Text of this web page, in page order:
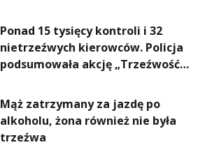
Ponad 15 tysięcy kontroli i 32
nietrzeźwych kierowców. Policja
podsumowała akcję „Trzeźwość”
Mąż zatrzymany za jazdę po
alkoholu, żona również nie była
trzeźwa